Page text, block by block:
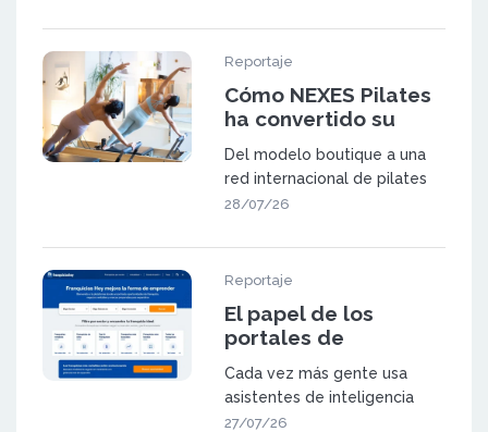
Reportaje
Cómo NEXES Pilates
ha convertido su
metodología en una
red de 23 centros en
España y Suiza
Del modelo boutique a una
red internacional de pilates
NEXES Pilates & Movement
28/07/26
Reportaje
El papel de los
portales de
franquicia en la
búsqueda
generativa
Cada vez más gente usa
asistentes de inteligencia
artificial (como ChatGPT,
27/07/26